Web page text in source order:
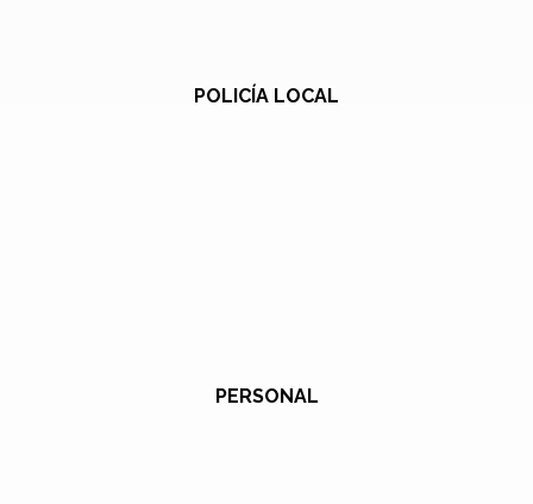
POLICÍA LOCAL
PERSONAL